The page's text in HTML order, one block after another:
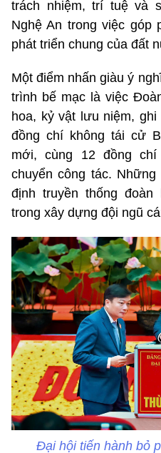
trách nhiệm, trí tuệ và
Nghệ An trong việc góp
phát triển chung của đất
Một điểm nhấn giàu ý
trình bế mạc là việc
hoa, kỷ vật lưu niệm,
đồng chí không tái cử
mới, cùng 12 đồng
chuyển công tác.
định truyền thống
trong xây dựng đội ngũ
Đại hội tiến hành bỏ